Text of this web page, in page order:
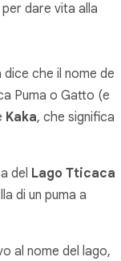
per dare vita alla
che il nome del
Puma o Gatto (e
Kaka, che significa
del Lago Tticaca
di un puma a
al nome del lago,